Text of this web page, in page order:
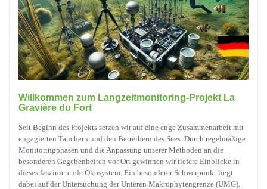
Willkommen zum Langzeitmonitoring-Projekt La
Gravière du Fort
Seit Beginn des Projekts setzen wir auf eine enge Zusammenarbeit mit
engagierten Tauchern und den Betreibern des Sees. Durch regelmäßige
Monitoringphasen und die Anpassung unserer Methoden an die
besonderen Gegebenheiten vor Ort gewinnen wir tiefere Einblicke in
dieses faszinierende Ökosystem. Ein besonderer Schwerpunkt liegt
dabei auf der Untersuchung der Unteren Makrophytengrenze (UMG),